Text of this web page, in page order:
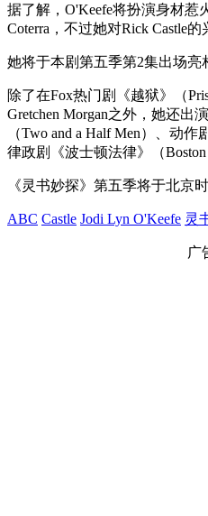
据了解，O'Keefe将扮演身材惹
Coterra，不过她对Rick Castle
她将于本剧第五季第2集出场亮
除了在Fox热门剧《越狱》（
Gretchen Morgan之外，她还出
（Two and a Half Men）、动作
律政剧《波士顿法律》（Boston
《灵书妙探》第五季将于北京
ABC Castle Jodi Lyn O'Keefe 灵
广